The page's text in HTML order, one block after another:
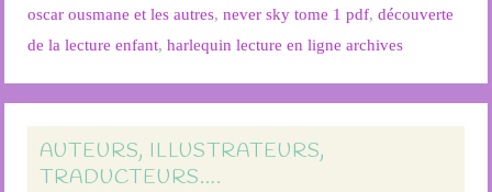
oscar ousmane et les autres,never sky tome 1 pdf,découverte
de la lecture enfant,harlequin lecture en ligne archives
AUTEURS, ILLUSTRATEURS,
TRADUCTEURS….